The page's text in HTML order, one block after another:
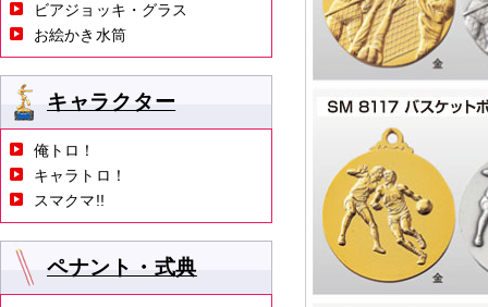
ビアジョッキ・グラス
お絵かき水筒
キャラクター
俺トロ！
キャラトロ！
スマクマ!!
ペナント・式典